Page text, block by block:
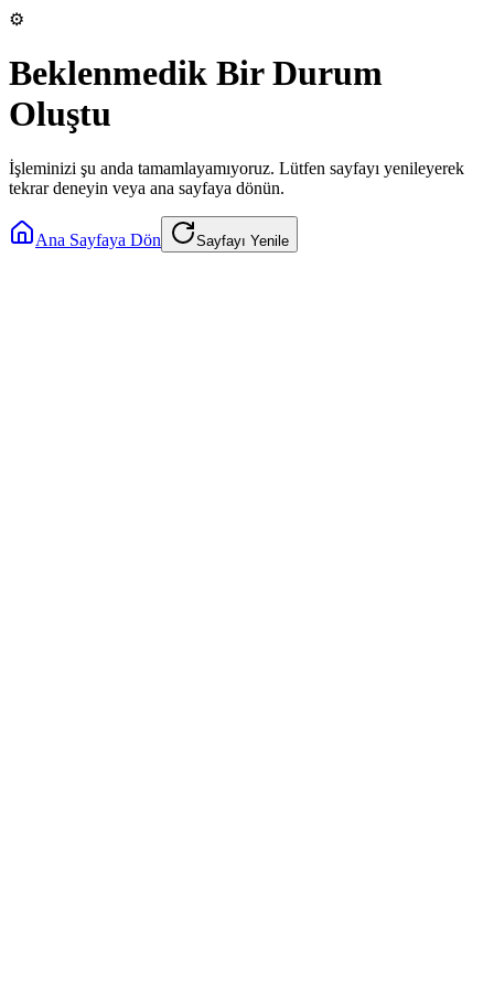
⚙️
Beklenmedik Bir Durum
Oluştu
İşleminizi şu anda tamamlayamıyoruz. Lütfen sayfayı yenileyerek
tekrar deneyin veya ana sayfaya dönün.
Ana Sayfaya Dön Sayfayı Yenile